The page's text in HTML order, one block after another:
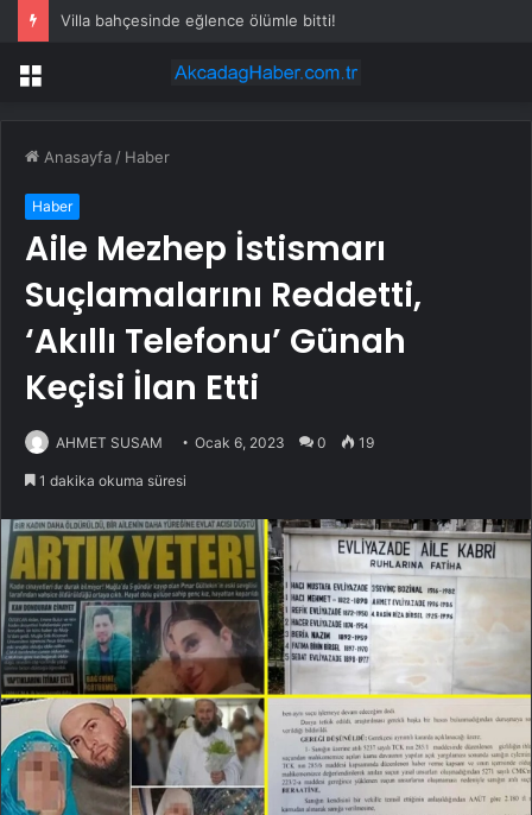
Villa bahçesinde eğlence ölümle bitti!
Menü
Anasayfa / Haber
Haber
Aile Mezhep İstismarı
Suçlamalarını Reddetti,
‘Akıllı Telefonu’ Günah
Keçisi İlan Etti
AHMET SUSAM Ocak 6, 2023 0 19
1 dakika okuma süresi